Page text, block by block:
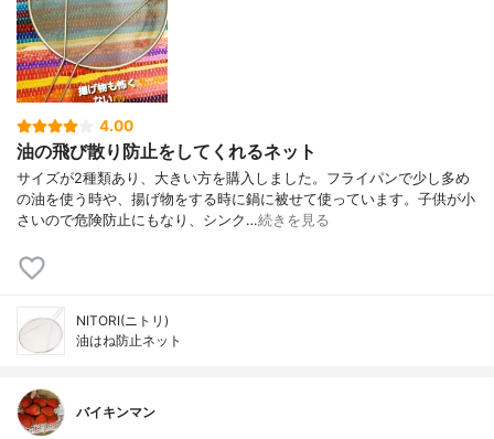
4.00
油の飛び散り防止をしてくれるネット
サイズが2種類あり、大きい方を購入しました。フライパンで少し多め
の油を使う時や、揚げ物をする時に鍋に被せて使っています。子供が小
さいので危険防止にもなり、シンク…続きを見る
NITORI(ニトリ)
油はね防止ネット
バイキンマン